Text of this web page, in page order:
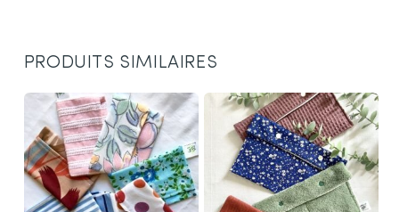
PRODUITS SIMILAIRES